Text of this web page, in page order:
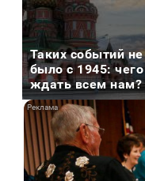
Таких событий не
было с 1945: чего
ждать всем нам?